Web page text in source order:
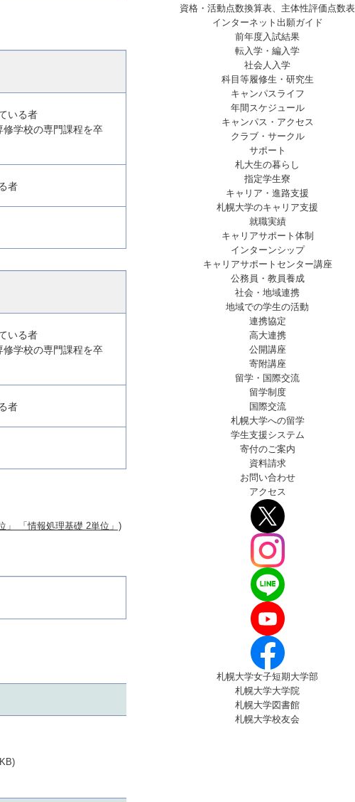
資格・活動点数換算表、主体性評価点数表
インターネット出願ガイド
前年度入試結果
転入学・編入学
社会人入学
科目等履修生・研究生
キャンパスライフ
年間スケジュール
キャンパス・アクセス
クラブ・サークル
サポート
札大生の暮らし
指定学生寮
キャリア・進路支援
札幌大学のキャリア支援
就職実績
キャリアサポート体制
インターンシップ
キャリアサポートセンター講座
公務員・教員養成
社会・地域連携
地域での学生の活動
連携協定
高大連携
公開講座
寄附講座
留学・国際交流
留学制度
国際交流
札幌大学への留学
学生支援システム
寄付のご案内
資料請求
お問い合わせ
アクセス
札幌大学女子短期大学部
札幌大学大学院
札幌大学図書館
札幌大学校友会
いる者
修学校の専門課程を卒
者
いる者
修学校の専門課程を卒
者
」 「情報処理基礎 2単位」)